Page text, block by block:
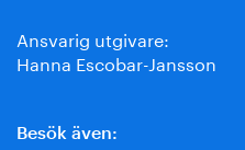
Ansvarig utgivare:
Hanna Escobar-Jansson
Besök även: